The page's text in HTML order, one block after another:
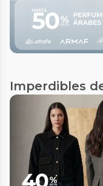
Imperdibles